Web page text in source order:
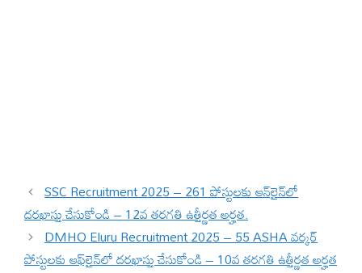
SSC Recruitment 2025 – 261 పోస్టులకు ఆన్‌లైన్‌లో
దరఖాస్తు చేసుకోండి – 12వ తరగతి ఉత్తీర్ణత అర్హత.
DMHO Eluru Recruitment 2025 – 55 ASHA వర్కర్
పోస్టులకు ఆఫ్‌లైన్‌లో దరఖాస్తు చేసుకోండి – 10వ తరగతి ఉత్తీర్ణత అర్హత